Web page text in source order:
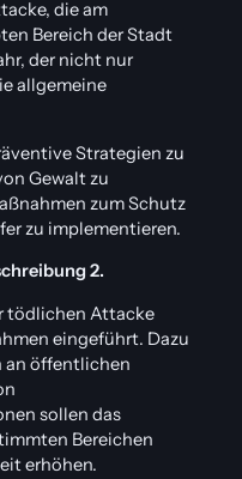
die am
Bereich der Stadt
der nicht nur
allgemeine
Strategien zu
Gewalt zu
zum Schutz
zu implementieren.
2.
tödlichen Attacke
eingeführt. Dazu
an öffentlichen
sollen das
Bereichen
erhöhen.